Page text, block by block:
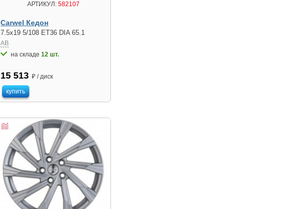
АРТИКУЛ: 582107
Carwel Кедон
7.5x19 5/108 ET36 DIA 65.1
AB
на складе12 шт.
15 513 ₽ / диск
купить